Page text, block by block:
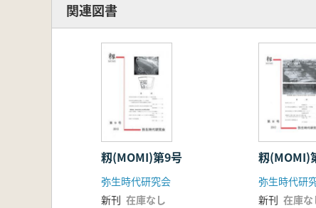
関連図書
籾(MOMI)第9号
弥生時代研究会
新刊 在庫なし
籾(MOMI)
弥生時代研
新刊 在庫な